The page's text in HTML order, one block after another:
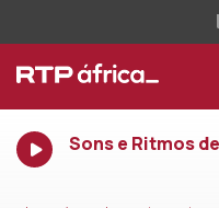
Sons e Ritmos